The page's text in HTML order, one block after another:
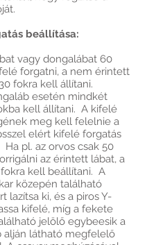
beállítása:
vagy dongalábat 60
forgatni, a nem érintett
fokra kell állítani.
esetén mindkét
kell állítani. A kifelé
meg kell felelnie a
elért kifelé forgatás
pl. az orvos csak 50
az érintett lábat, a
kell beállítani. A
közepén található
lazítsa ki, és a piros Y-
kifelé, míg a fekete
jelölő egybeesik a
alján látható megfelelő